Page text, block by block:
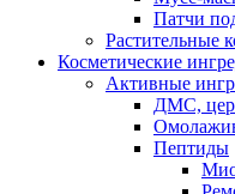
Патчи
Растительные
Косметические
Активные
ДМС,
Пептиды